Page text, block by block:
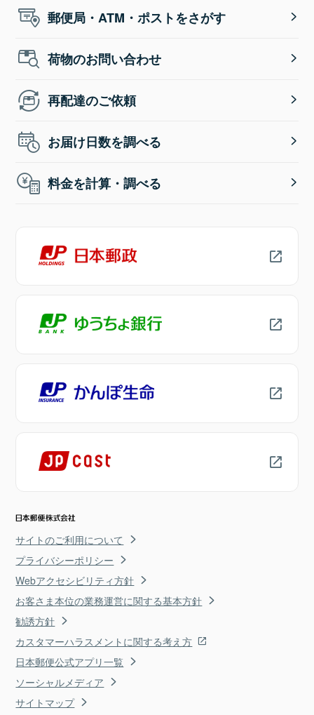
郵便局・ATM・ポストをさがす
荷物のお問い合わせ
再配達のご依頼
お届け日数を調べる
料金を計算・調べる
サイトのご利用について
プライバシーポリシー
Webアクセシビリティ方針
お客さま本位の業務運営に関する基本方針
勧誘方針
カスタマーハラスメントに関する考え方
日本郵便公式アプリ一覧
ソーシャルメディア
サイトマップ